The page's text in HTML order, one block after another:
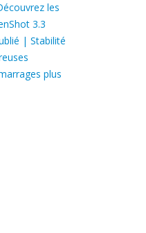
les
3.3
| Stabilité
plus